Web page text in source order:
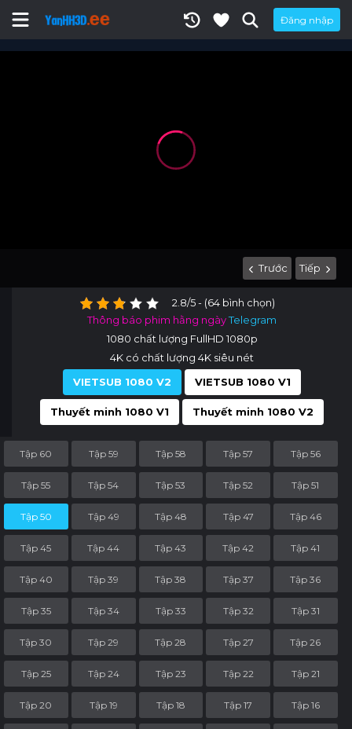
Đăng nhập
Trước Tiếp
2.8/5 - (64 bình chọn)
Thông báo phim hằng ngàyTelegram
1080 chất lượng FullHD 1080p
4K có chất lượng 4K siêu nét
VIETSUB 1080 V2
VIETSUB 1080 V1
Thuyết minh 1080 V1 Thuyết minh 1080 V2
Tập 60 Tập 59 Tập 58 Tập 57 Tập 56
Tập 55 Tập 54 Tập 53 Tập 52 Tập 51
Tập 50 Tập 49 Tập 48 Tập 47 Tập 46
Tập 45 Tập 44 Tập 43 Tập 42 Tập 41
Tập 40 Tập 39 Tập 38 Tập 37 Tập 36
Tập 35 Tập 34 Tập 33 Tập 32 Tập 31
Tập 30 Tập 29 Tập 28 Tập 27 Tập 26
Tập 25 Tập 24 Tập 23 Tập 22 Tập 21
Tập 20 Tập 19 Tập 18 Tập 17 Tập 16